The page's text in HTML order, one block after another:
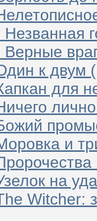
к двум
для
и
на
Witcher: